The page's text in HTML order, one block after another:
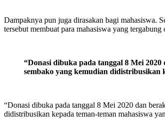
Dampaknya pun juga dirasakan bagi mahasiswa.
tersebut membuat para mahasiswa yang
“Donasi dibuka pada tanggal 8 Mei
sembako yang kemudian didistribusikan
“Donasi dibuka pada tanggal 8 Mei 2020 dan
didistribusikan kepada teman-teman mahasiswa